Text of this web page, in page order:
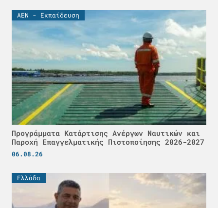
ΑΕΝ - Εκπαίδευση
Προγράμματα Κατάρτισης Ανέργων Ναυτικών και
Παροχή Επαγγελματικής Πιστοποίησης 2026-2027
06.08.26
Ελλάδα